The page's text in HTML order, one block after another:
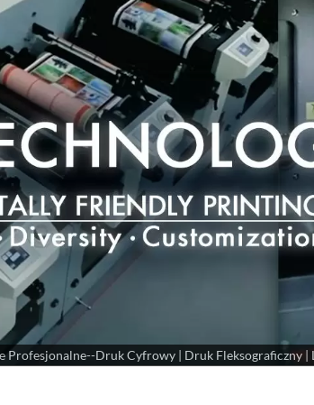
Druk Cyfrowy | Druk Fleksograficzny |